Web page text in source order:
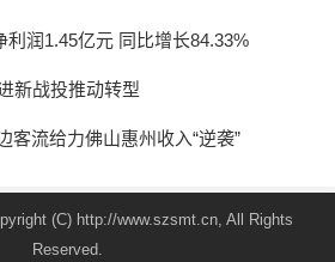
润1.45亿元 同比增长84.33%
新战投推动转型
客流给力佛山惠州收入“逆袭”
(C) http://www.szsmt.cn, All Rights
Reserved.